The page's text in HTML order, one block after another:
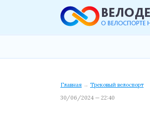
Главная → Трековый велоспорт
30/06/2024 — 22:40